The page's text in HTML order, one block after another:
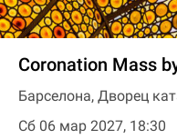
Coronation Mass
Барселона, Дворец
Сб 06 мар 2027, 18:30